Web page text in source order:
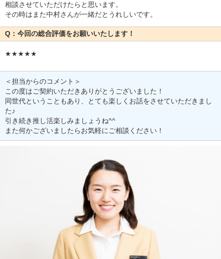
相談させていただけたらと思います。
その時はまた中村さんが一緒だとうれしいです。
Q：今回の総合評価をお願いいたします！
★★★★★
＜担当からのコメント＞
この度はご契約いただきありがとうございました！
同世代ということもあり、とても楽しくお話をさせていただきまし
た♪
引き続き推し活楽しみましょうね^^
また何かございましたらお気軽にご相談ください！